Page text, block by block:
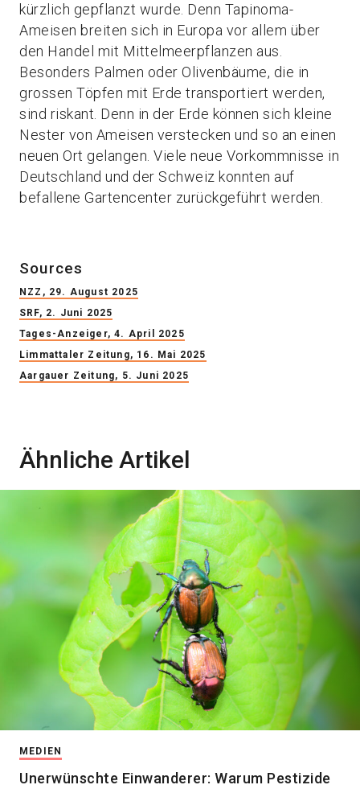
kürzlich gepflanzt wurde. Denn Tapinoma-
Ameisen breiten sich in Europa vor allem über
den Handel mit Mittelmeerpflanzen aus.
Besonders Palmen oder Olivenbäume, die in
grossen Töpfen mit Erde transportiert werden,
sind riskant. Denn in der Erde können sich kleine
Nester von Ameisen verstecken und so an einen
neuen Ort gelangen. Viele neue Vorkommnisse in
Deutschland und der Schweiz konnten auf
befallene Gartencenter zurückgeführt werden.
Sources
NZZ, 29. August 2025
SRF, 2. Juni 2025
Tages-Anzeiger, 4. April 2025
Limmattaler Zeitung, 16. Mai 2025
Aargauer Zeitung, 5. Juni 2025
Ähnliche Artikel
MEDIEN
Unerwünschte Einwanderer: Warum Pestizide